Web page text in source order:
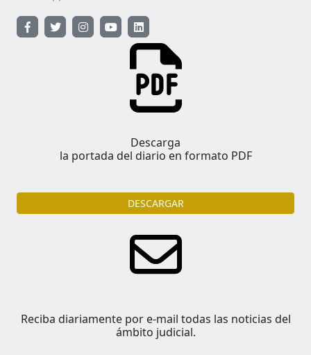
Descarga
la portada del diario en formato PDF
DESCARGAR
Reciba diariamente por e-mail todas las noticias del
ámbito judicial.